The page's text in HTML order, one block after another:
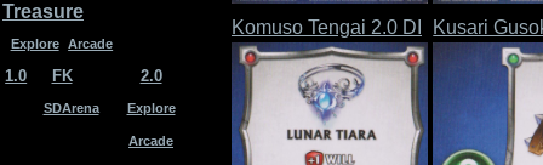
Treasure
Explore Arcade
1.0 FK
SDArena
2.0
Explore
Arcade
Komuso Tengai 2.0 DI Kusari